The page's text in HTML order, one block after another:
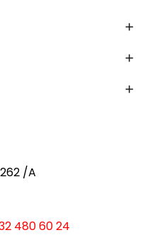
/A
480 60 24